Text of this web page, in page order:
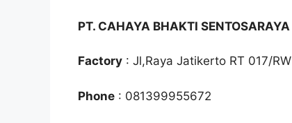
PT. CAHAYA BHAKTI SENTOSARAYA
Factory : Jl,Raya Jatikerto RT 017/
Phone : 081399955672